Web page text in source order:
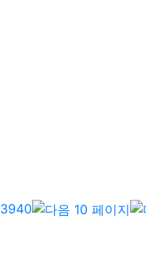
3940